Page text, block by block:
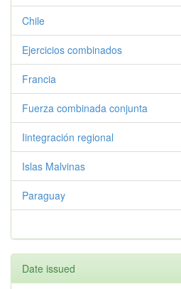
Chile
Ejercicios combinados
Francia
Fuerza combinada conjunta
Iintegración regional
Islas Malvinas
Paraguay
Date issued